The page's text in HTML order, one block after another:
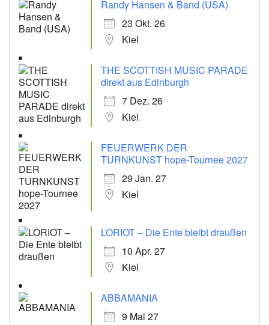
Randy Hansen & Band (USA)
23 Okt. 26
Kiel
THE SCOTTISH MUSIC PARADE
direkt aus Edinburgh
7 Dez. 26
Kiel
FEUERWERK DER
TURNKUNST hope-Tournee 2027
29 Jan. 27
Kiel
LORIOT – Die Ente bleibt draußen
10 Apr. 27
Kiel
ABBAMANIA
9 Mai 27